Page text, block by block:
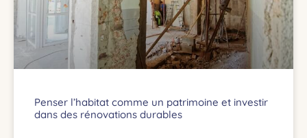
Penser l’habitat comme un patrimoine et investir
dans des rénovations durables